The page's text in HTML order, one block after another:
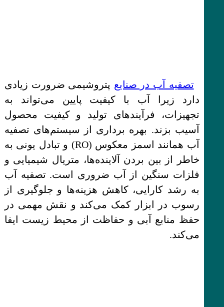
تصفیه آب در صنایع پتروشیمی ضرورت زیادی
دارد زیرا آب با کیفیت پایین می‌تواند به
تجهیزات، فرآیندهای تولید و کیفیت محصول
آسیب بزند. بهره برداری از سیستم‌های تصفیه
آب همانند اسمز معکوس (RO) و تبادل یونی به
خاطر از بین بردن آلاینده‌ها، متریال شیمیایی و
فلزات سنگین از آب ضروری است. تصفیه آب
به رشد کارایی، کاهش هزینه‌ها و جلوگیری از
رسوب در ابزار کمک می‌کند و نقش مهمی در
حفظ منابع آبی و حفاظت از محیط زیست ایفا
می‌کند.